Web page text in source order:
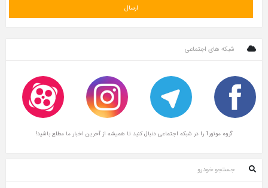
شبکه های اجتماعی
گروه موتور1 را در شبکه اجتماعی دنبال کنید تا همیشه از آخرین اخبار ما مطلع باشید!
جستجو خودرو